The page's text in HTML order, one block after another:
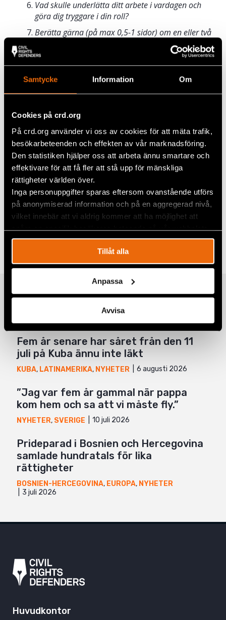
Samtycke Information Om
Cookies på crd.org
På crd.org använder vi oss av cookies för att mäta trafik,
besökarbeteenden och effekten av vår marknadsföring.
Den statistiken hjälper oss att arbeta ännu smartare och
effektivare för att få fler att stå upp för mänskliga
rättigheter världen över.
Inga personuppgifter sparas eftersom ovanstående utförs
på anonymiserad information och på en aggregerad nivå,
vilket innebär att vi aldrig kommer att ha möjlighet att
spåra en specifik besökares beteende på vår webbplats.
Tillåt alla
Anpassa
Avvisa
Vad skulle underlätta ditt arbete i vardagen och
göra dig tryggare i din roll?
Berätta gärna (på max 0,5-1 sidor) om en eller två
specifika incidenter när du upplevt hat, hot eller
trakasserier i samband med ditt opinionsbildande
arbete.
Läs mer om samarbetet med Natur & Kulturhär
Civil Rights Defenders arbetar med frågor rörande
mänskliga rättigheter Europa, Latinamerika, Asien,
Afrika, men också i Sverige. Vi är därför i denna
studie särskilt intresserade av att höra från dig som
i Sverige rapporterar om eller arbetar med frågor
som rör icke-diskriminering, jämställdhet och andra
mänskliga rättigheter.
Dela
Facebook
Twitter
Mail
TaggarAktuellt
Relaterade artiklar
Fem år senare har såret från den 11
juli på Kuba ännu inte läkt
KUBA, LATINAMERIKA, NYHETER 6 augusti 2026
”Jag var fem år gammal när pappa
kom hem och sa att vi måste fly.”
NYHETER, SVERIGE 10 juli 2026
Prideparad i Bosnien och Hercegovina
samlade hundratals för lika
rättigheter
BOSNIEN-HERCEGOVINA, EUROPA, NYHETER
3 juli 2026
Huvudkontor